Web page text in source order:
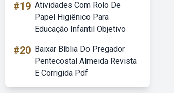
#19 Atividades Com Rolo De
Papel Higiênico Para
Educação Infantil Objetivo
#20 Baixar Bíblia Do Pregador
Pentecostal Almeida Revista
E Corrigida Pdf